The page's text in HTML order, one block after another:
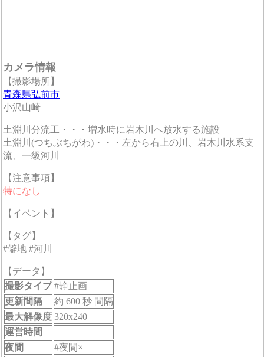
カメラ情報
【撮影場所】
青森県弘前市
小沢山崎
土淵川分流工・・・増水時に岩木川へ放水する施設
土淵川(つちぶちがわ)・・・左から右上の川、岩木川水系支
流、一級河川
【注意事項】
特になし
【イベント】
【タグ】
#僻地 #河川
【データ】
撮影タイプ #静止画
更新間隔
約 600 秒 間隔
最大解像度 320x240
運営時間
夜間
#夜間×